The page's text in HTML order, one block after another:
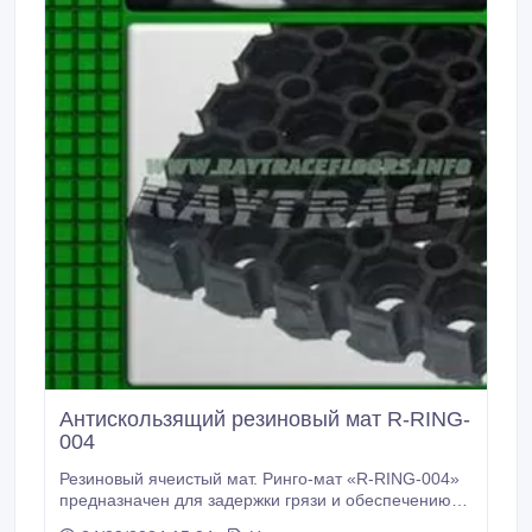
Антискользящий резиновый мат R-RING-
004
Резиновый ячеистый мат. Ринго-мат «R-RING-004»
предназначен для задержки грязи и обеспечению